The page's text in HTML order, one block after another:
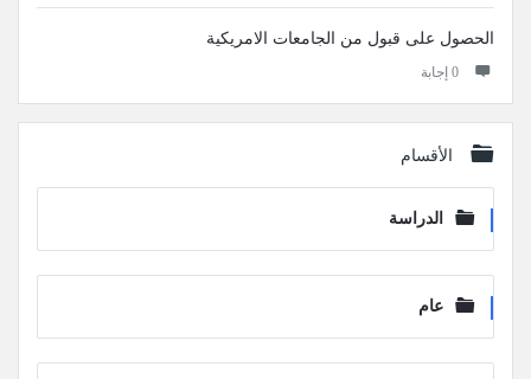
الحصول على قبول من الجامعات الامريكية
‫0 إجابة
الأقسام
الدراسة
عام